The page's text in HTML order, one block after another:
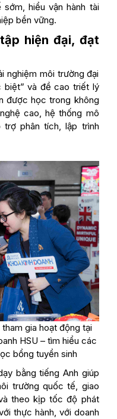
hiểu vận hành tài
bền vững.
hiện đại, đạt
nghiệm môi trường đại
biệt” và đề cao triết lý
được học trong không
cao, hệ thống mô
phân tích, lập trình
gia hoạt động tại
HSU – tìm hiểu các
bổng tuyển sinh
bằng tiếng Anh giúp
trường quốc tế, giao
theo kịp tốc độ phát
thực hành, với doanh